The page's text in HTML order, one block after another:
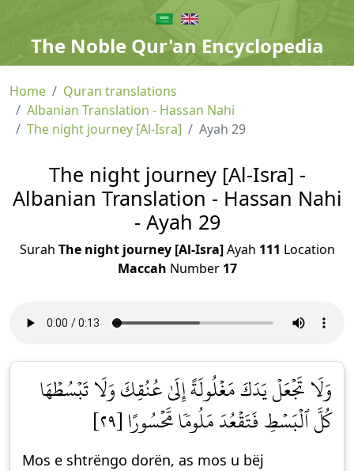
The Noble Qur'an Encyclopedia
Home
Quran translations
Albanian Translation - Hassan Nahi
The night journey [Al-Isra]
Ayah 29
The night journey [Al-Isra] -
Albanian Translation - Hassan Nahi
- Ayah 29
Surah The night journey [Al-Isra]Ayah 111 Location
Maccah Number 17
وَلَا تَجۡعَلۡ يَدَكَ مَغۡلُولَةً إِلَىٰ عُنُقِكَ وَلَا تَبۡسُطۡهَا
كُلَّ ٱلۡبَسۡطِ فَتَقۡعُدَ مَلُومٗا مَّحۡسُورًا [٢٩]
Mos e shtrëngo dorën, as mos u bëj